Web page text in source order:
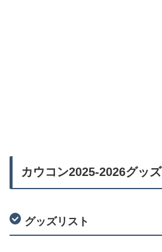
カウコン2025-2026グッズ
グッズリスト